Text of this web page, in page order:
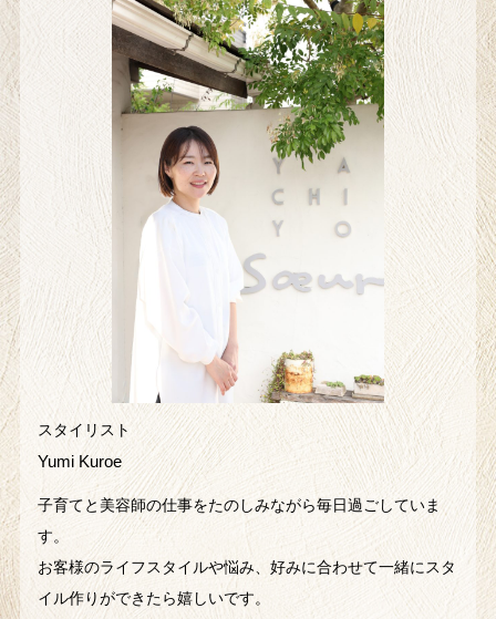
スタイリスト
Yumi Kuroe
子育てと美容師の仕事をたのしみながら毎日過ごしていま
す。
お客様のライフスタイルや悩み、好みに合わせて一緒にスタ
イル作りができたら嬉しいです。